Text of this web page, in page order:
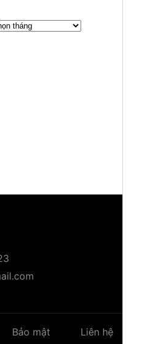
Bảo mật Liên hệ